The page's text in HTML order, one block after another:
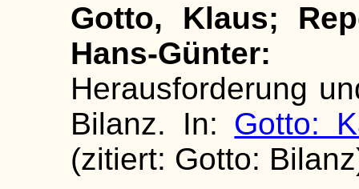
Gotto, Klaus;
Hans-Günter:
Herausforderung
Bilanz. In: Gotto:
(zitiert: Gotto: